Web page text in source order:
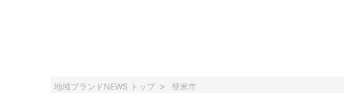
地域ブランドNEWS トップ 登米市